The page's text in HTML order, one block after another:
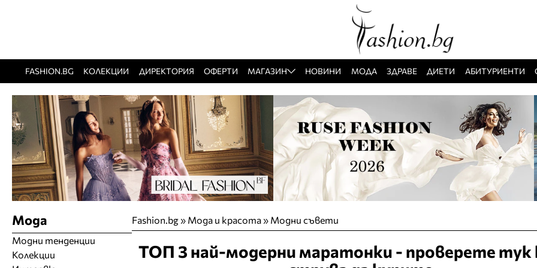
FASHION.BG КОЛЕКЦИИ ДИРЕКТОРИЯ ОФЕРТИ МАГАЗИН НОВИНИ МОДА ЗДРАВЕ ДИЕТИ АБИТУРИЕНТИ
Fashion.bg» Мода и красота» Модни съвети
ТОП 3 най-модерни маратонки - проверете тук
Мода
Модни тенденции
Колекции